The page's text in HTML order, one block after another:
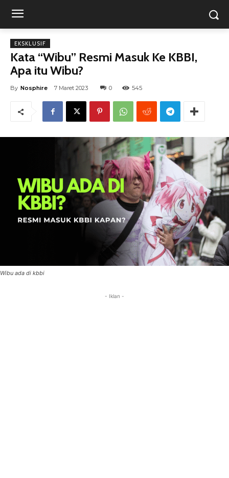
EKSKLUSIF
Kata “Wibu” Resmi Masuk Ke KBBI,
Apa itu Wibu?
By Nosphire 7 Maret 2023 0 545
Wibu ada di kbbi
- Iklan -